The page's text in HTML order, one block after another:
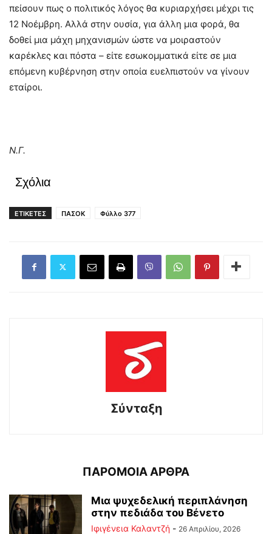
πείσουν πως ο πολιτικός λόγος θα κυριαρχήσει μέχρι τις
12 Νοέμβρη. Αλλά στην ουσία, για άλλη μια φορά, θα
δοθεί μια μάχη μηχανισμών ώστε να μοιραστούν
καρέκλες και πόστα – είτε εσωκομματικά είτε σε μια
επόμενη κυβέρνηση στην οποία ευελπιστούν να γίνουν
εταίροι.
Ν.Γ.
Σχόλια
ΕΤΙΚΕΤΕΣ ΠΑΣΟΚ Φύλλο 377
Σύνταξη
ΠΑΡΟΜΟΙΑ ΑΡΘΡΑ
Μια ψυχεδελική περιπλάνηση
στην πεδιάδα του Βένετο
Ιφιγένεια Καλαντζή - 26 Απριλίου, 2026